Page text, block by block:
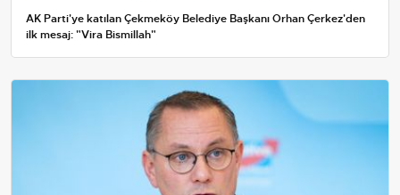
AK Parti'ye katılan Çekmeköy Belediye Başkanı Orhan Çerkez'den
ilk mesaj: "Vira Bismillah"